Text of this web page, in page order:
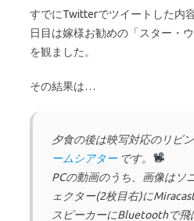
すでにTwitterでツイートした内
日目は嫁様お勧めの「スター・
を観ました。
その結果は…
夕食の後は映写対応のリビ
ームシアターです。
PCの動画のうち、画像はソ
ェクター(2枚目右)に
スピーカーにBluetoothで飛